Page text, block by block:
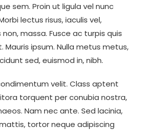
sem. Proin ut ligula vel nunc
lectus risus, iaculis vel,
massa. Fusce ac turpis quis
Mauris ipsum. Nulla metus metus,
sed, euismod in, nibh.
velit. Class aptent
torquent per conubia nostra,
Nam nec ante. Sed lacinia,
tortor neque adipiscing